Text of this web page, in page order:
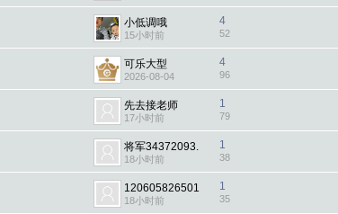
小低调哦
15小时前
4
52
可乐大型
2026-08-04
4
96
先去接老师
17小时前
1
79
将军34372093.
18小时前
1
38
120605826501
18小时前
1
35